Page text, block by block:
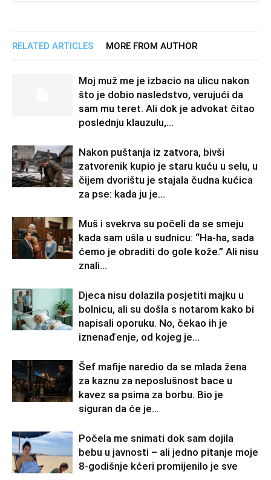
RELATED ARTICLES MORE FROM AUTHOR
Moj muž me je izbacio na ulicu nakon
što je dobio nasledstvo, verujući da
sam mu teret. Ali dok je advokat čitao
poslednju klauzulu,...
Nakon puštanja iz zatvora, bivši
zatvorenik kupio je staru kuću u selu, u
čijem dvorištu je stajala čudna kućica
za pse: kada ju je...
Muš i svekrva su počeli da se smeju
kada sam ušla u sudnicu: “Ha-ha, sada
ćemo je obraditi do gole kože.” Ali nisu
znali...
Djeca nisu dolazila posjetiti majku u
bolnicu, ali su došla s notarom kako bi
napisali oporuku. No, čekao ih je
iznenađenje, od kojeg je...
Šef mafije naredio da se mlada žena
za kaznu za neposlušnost bace u
kavez sa psima za borbu. Bio je
siguran da će je...
Počela me snimati dok sam dojila
bebu u javnosti – ali jedno pitanje moje
8-godišnje kćeri promijenilo je sve